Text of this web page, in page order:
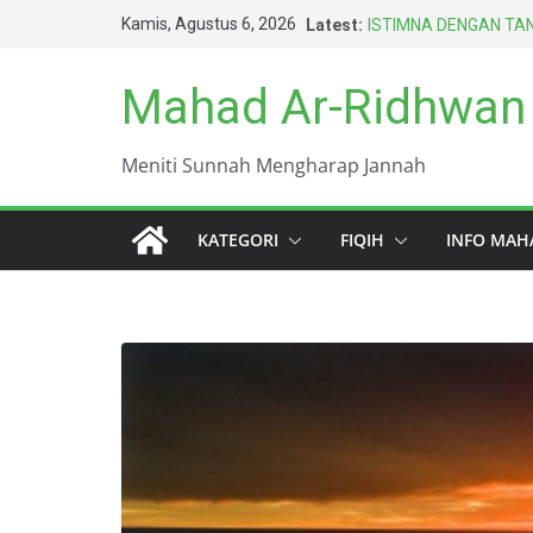
Kamis, Agustus 6, 2026 Latest: ISTIMNA DENGAN
HARUS BERAGAMA
TERBAIK UMAT INI
KEWAJIBAN PALING
Mahad Ar-
Meniti Sunnah Mengharap Jannah
KATEGORI FIQIH INFO